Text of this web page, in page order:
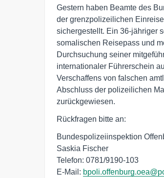
Gestern haben Beamte des
der grenzpolizeilichen
sichergestellt. Ein 36-jähriger
somalischen Reisepass und
Durchsuchung seiner
internationaler Führerschein
Verschaffens von falschen
Abschluss der polizeilichen
zurückgewiesen.
Rückfragen bitte an:
Bundespolizeiinspektion
Saskia Fischer
Telefon: 0781/9190-103
E-Mail: